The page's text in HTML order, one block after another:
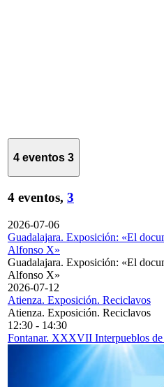
4 eventos 3
4 eventos, 3
2026-07-06
Guadalajara. Exposición: «El
Alfonso X»
Guadalajara. Exposición: «El
Alfonso X»
2026-07-12
Atienza. Exposición. Reciclavos
Atienza. Exposición. Reciclavos
12:30 - 14:30
Fontanar. XXXVII Interpueblos de